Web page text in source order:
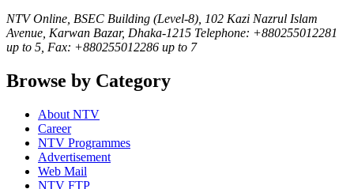
NTV Online, BSEC Building (Level-8), 102 Kazi Nazrul Islam
Avenue, Karwan Bazar, Dhaka-1215 Telephone: +880255012281
up to 5, Fax: +880255012286 up to 7
Browse by Category
About NTV
Career
NTV Programmes
Advertisement
Web Mail
NTV FTP